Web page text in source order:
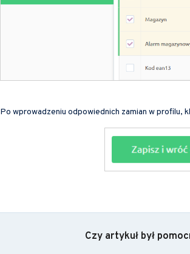
Po wprowadzeniu odpowiednich zamian w profilu,
Czy artykuł był